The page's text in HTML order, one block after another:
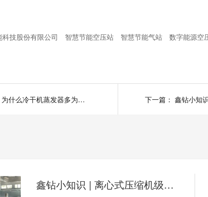
技股份有限公司 智慧节能空压站 智慧节能气站 数字能源空
鑫钻小知识 | 为什么冷干机蒸发器多为卧式? 下一篇：
鑫钻小知识 | 离心式压缩机级间密封4